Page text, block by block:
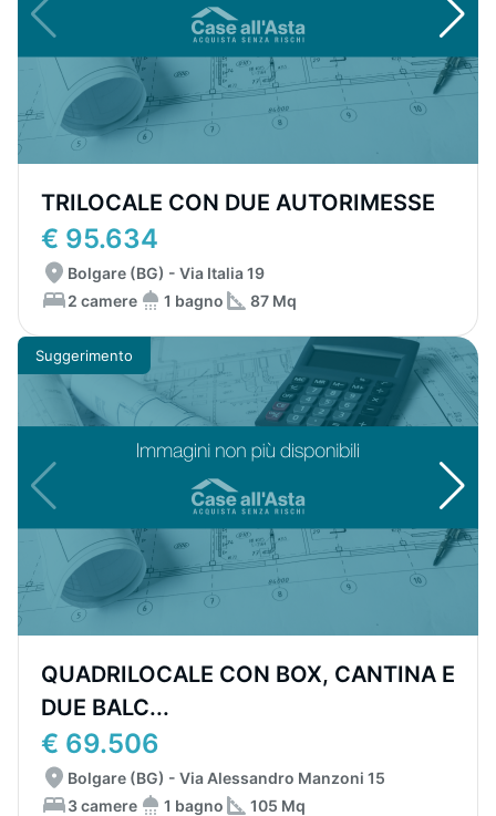
TRILOCALE CON DUE AUTORIMESSE
€ 95.634
Bolgare (BG) - Via Italia 19
2 camere
1 bagno 87 Mq
Suggerimento
QUADRILOCALE CON BOX, CANTINA E
DUE BALC...
€ 69.506
Bolgare (BG) - Via Alessandro Manzoni 15
3 camere
1 bagno 105 Mq